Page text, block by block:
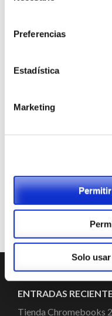
Preferencias
Estadística
Marketing
Solo
ENTRADAS
Tienda Chromebooks